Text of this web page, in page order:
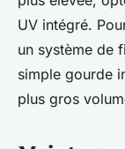
UV intégré.
un système de
simple gourde
plus gros